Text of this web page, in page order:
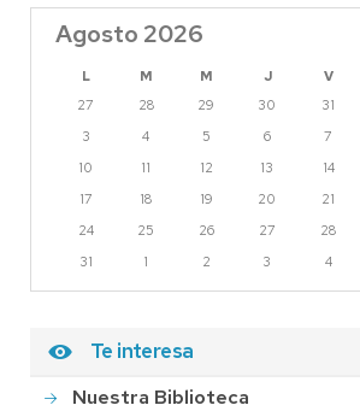
Agosto 2026
L M M J V
27
28 29 30 31
3
4 5 6 7
10
11 12 13 14
17
18 19 20 21
24
25 26 27 28
31
1 2 3 4
Te interesa
Nuestra Biblioteca